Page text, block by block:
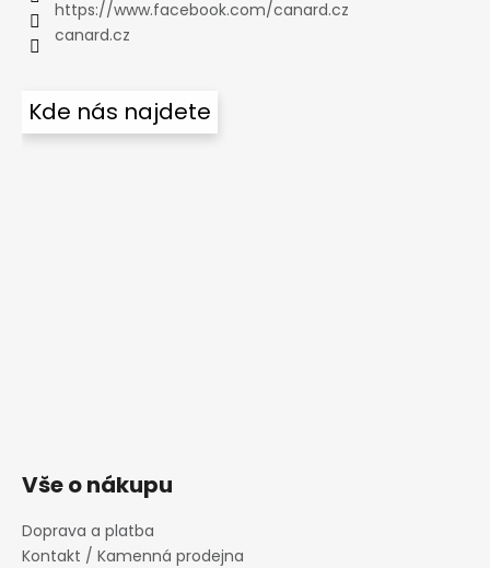
https://www.facebook.com/canard.cz
canard.cz
Kde nás najdete
Vše o nákupu
Doprava a platba
Kontakt / Kamenná prodejna